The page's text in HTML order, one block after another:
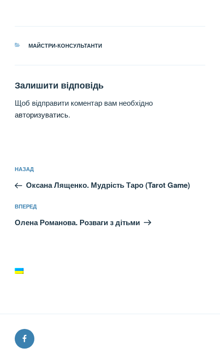
КАТЕГОРІЇ
МАЙСТРИ-КОНСУЛЬТАНТИ
Залишити відповідь
Щоб відправити коментар вам необхідно
авторизуватись.
записів
Попередній
запис:
НАЗАД
Оксана Лященко. Мудрість Таро (Tarot Game)
Наступний
запис
ВПЕРЕД
Олена Романова. Розваги з дітьми
Facebook